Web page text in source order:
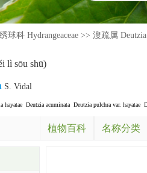
绣球科 Hydrangeaceae >> 溲疏属 Deutzia
lì sōu shū)
S. Vidal
hayatae Deutzia acuminata Deutzia pulchra var. hayatae
植物百科 名称分类